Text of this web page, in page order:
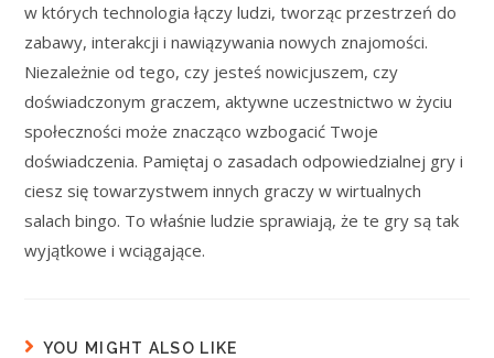
w których technologia łączy ludzi, tworząc przestrzeń do
zabawy, interakcji i nawiązywania nowych znajomości.
Niezależnie od tego, czy jesteś nowicjuszem, czy
doświadczonym graczem, aktywne uczestnictwo w życiu
społeczności może znacząco wzbogacić Twoje
doświadczenia. Pamiętaj o zasadach odpowiedzialnej gry i
ciesz się towarzystwem innych graczy w wirtualnych
salach bingo. To właśnie ludzie sprawiają, że te gry są tak
wyjątkowe i wciągające.
YOU MIGHT ALSO LIKE